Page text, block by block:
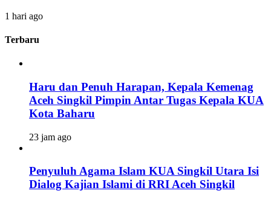
1 hari ago
Terbaru
Haru dan Penuh Harapan, Kepala Kemenag
Aceh Singkil Pimpin Antar Tugas Kepala KUA
Kota Baharu
23 jam ago
Penyuluh Agama Islam KUA Singkil Utara Isi
Dialog Kajian Islami di RRI Aceh Singkil